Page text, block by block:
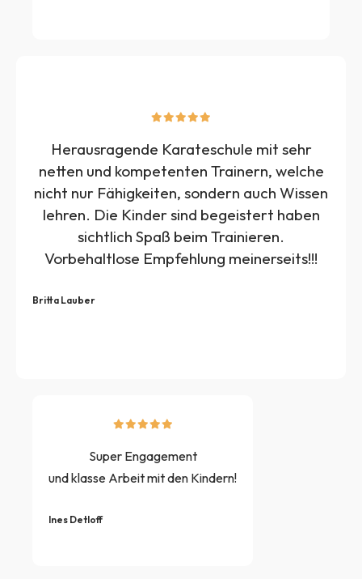
Herausragende Karateschule mit sehr
netten und kompetenten Trainern, welche
nicht nur Fähigkeiten, sondern auch Wissen
lehren. Die Kinder sind begeistert haben
sichtlich Spaß beim Trainieren.
Vorbehaltlose Empfehlung meinerseits!!!
Britta Lauber
Super Engagement
und klasse Arbeit mit den Kindern!
Ines Detloff